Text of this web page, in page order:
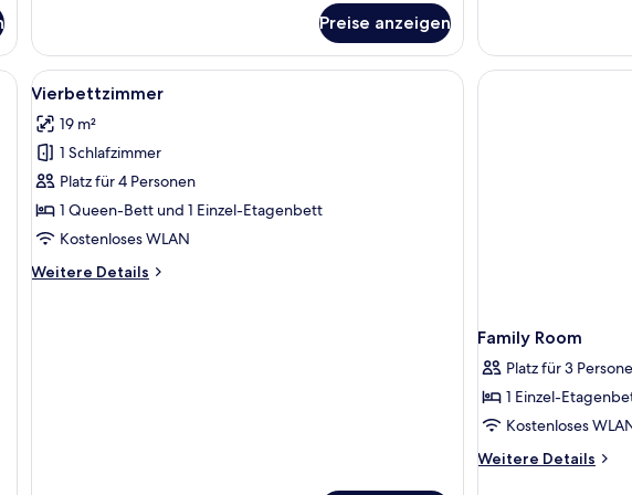
Preise anzeigen
Zimmer, kostenloses WLAN, Bettwäsche
Alle
Fotos
für
Vierbettzimmer
anzeigen
Vierbettzimmer | Schreibtisch, schallisolierte Zimmer,
4
Vierbettzimmer
19 m²
1 Schlafzimmer
Platz für 4 Personen
1 Queen-Bett und 1 Einzel-Etagenbett
Kostenloses WLAN
Weitere Details
Weitere
Family Room
Platz für 3
1 Einzel-
Kostenloses
Weitere Details
Weitere